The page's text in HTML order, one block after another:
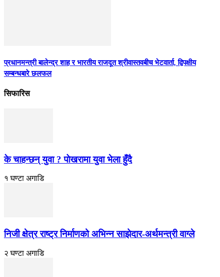
प्रधानमन्त्री बालेन्द्र शाह र भारतीय राजदूत श्रीवास्तवबीच भेटवार्ता, द्विपक्षीय
सम्बन्धबारे छलफल
सिफारिस
के चाहन्छन् युवा ? पाेखरामा युवा भेला हुँदै
१ घण्टा अगाडि
निजी क्षेत्र राष्ट्र निर्माणको अभिन्न साझेदार-अर्थमन्त्री वाग्ले
२ घण्टा अगाडि